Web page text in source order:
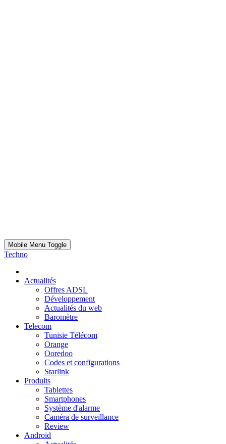
Mobile Menu Toggle
Techno
Actualités
Offres ADSL
Développement
Actualités du web
Baromètre
Telecom
Tunisie Télécom
Orange
Ooredoo
Codes et configurations
Starlink
Produits
Tablettes
Smartphones
Système d'alarme
Caméra de surveillance
Review
Android